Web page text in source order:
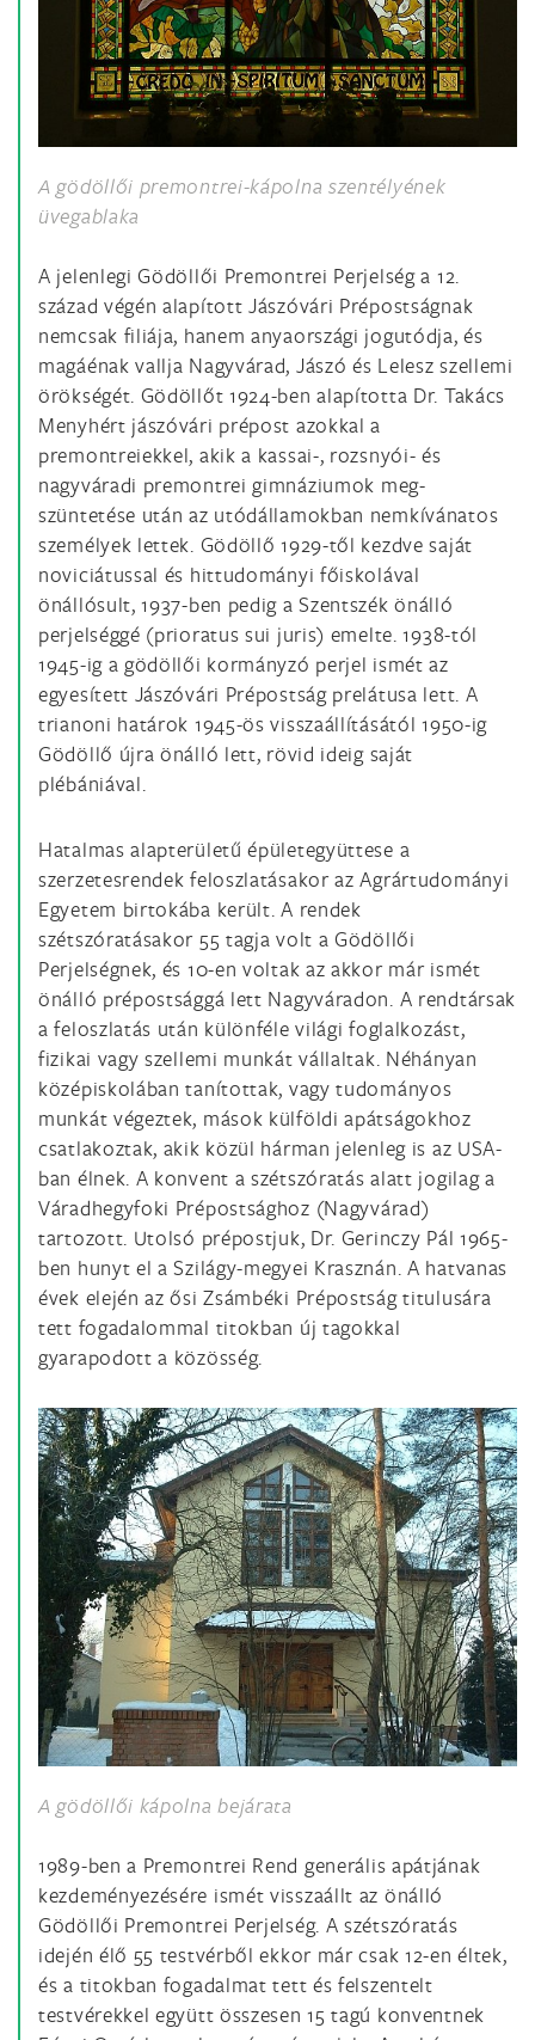
A gödöllői premontrei-kápolna szentélyének
üvegablaka
A jelenlegi Gödöllői Premontrei Perjelség a 12.
század végén alapított Jászóvári Prépostságnak
nemcsak filiája, hanem anyaországi jogutódja, és
magáénak vallja Nagyvárad, Jászó és Lelesz szellemi
örökségét. Gödöllőt 1924-ben alapította Dr. Takács
Menyhért jászóvári prépost azokkal a
premontreiekkel, akik a kassai-, rozsnyói- és
nagyváradi premontrei gimnáziumok meg-
szüntetése után az utódállamokban nemkívánatos
személyek lettek. Gödöllő 1929-től kezdve saját
noviciátussal és hittudományi főiskolával
önállósult, 1937-ben pedig a Szentszék önálló
perjelséggé (prioratus sui juris) emelte. 1938-tól
1945-ig a gödöllői kormányzó perjel ismét az
egyesített Jászóvári Prépostság prelátusa lett. A
trianoni határok 1945-ös visszaállításától 1950-ig
Gödöllő újra önálló lett, rövid ideig saját
plébániával.
Hatalmas alapterületű épületegyüttese a
szerzetesrendek feloszlatásakor az Agrártudományi
Egyetem birtokába került. A rendek
szétszóratásakor 55 tagja volt a Gödöllői
Perjelségnek, és 10-en voltak az akkor már ismét
önálló prépostsággá lett Nagyváradon. A rendtársak
a feloszlatás után különféle világi foglalkozást,
fizikai vagy szellemi munkát vállaltak. Néhányan
középiskolában tanítottak, vagy tudományos
munkát végeztek, mások külföldi apátságokhoz
csatlakoztak, akik közül hárman jelenleg is az USA-
ban élnek. A konvent a szétszóratás alatt jogilag a
Váradhegyfoki Prépostsághoz (Nagyvárad)
tartozott. Utolsó prépostjuk, Dr. Gerinczy Pál 1965-
ben hunyt el a Szilágy-megyei Krasznán. A hatvanas
évek elején az ősi Zsámbéki Prépostság titulusára
tett fogadalommal titokban új tagokkal
gyarapodott a közösség.
A gödöllői kápolna bejárata
1989-ben a Premontrei Rend generális apátjának
kezdeményezésére ismét visszaállt az önálló
Gödöllői Premontrei Perjelség. A szétszóratás
idején élő 55 testvérből ekkor már csak 12-en éltek,
és a titokban fogadalmat tett és felszentelt
testvérekkel együtt összesen 15 tagú konventnek